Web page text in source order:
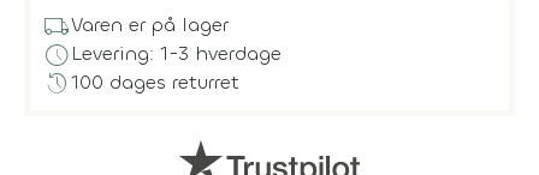
local_shippingVaren er på lager
scheduleLevering: 1-3 hverdage
history100 dages returret